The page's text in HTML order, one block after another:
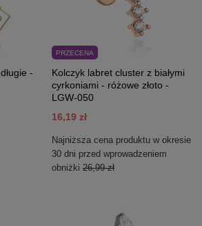
-
PRZECENA
Kolczyk labret cluster z białymi
cyrkoniami - różowe złoto -
LGW-050
16,19 zł
Najniższa cena produktu w okresie
30 dni przed wprowadzeniem
obniżki 26,99 zł